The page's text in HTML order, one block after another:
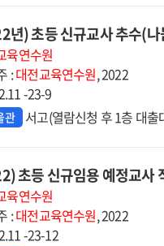
년) 초등 신규교사 추수(
육연수원
:대전교육연수원, 2022
-23-9
관 서고(열람신청 후 1층 대출
초등 신규임용 예정교사
육연수원
:대전교육연수원, 2022
-23-12